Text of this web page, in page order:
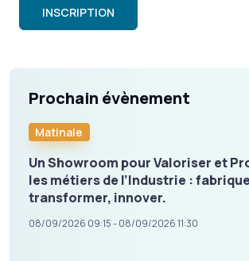
INSCRIPTION
Prochain évènement
Matinale
Un Showroom pour Valoriser et
les métiers de l’Industrie :
transformer, innover.
08/09/2026 09:15 - 08/09/2026 11:30